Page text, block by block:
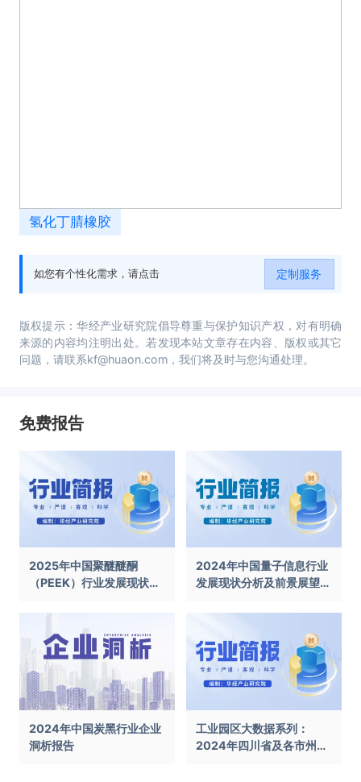
氢化丁腈橡胶
如您有个性化需求，请点击 定制服务
版权提示：华经产业研究院倡导尊重与保护知识产权，对有明确
来源的内容均注明出处。若发现本站文章存在内容、版权或其它
问题，请联系kf@huaon.com，我们将及时与您沟通处理。
免费报告
2025年中国聚醚醚酮
（PEEK）行业发展现状及
2024年中国量子信息行业
发展现状分析及前景展望报
2024年中国炭黑行业企业
洞析报告
工业园区大数据系列：
2024年四川省及各市州工